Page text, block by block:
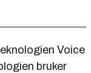
Voice
bruker